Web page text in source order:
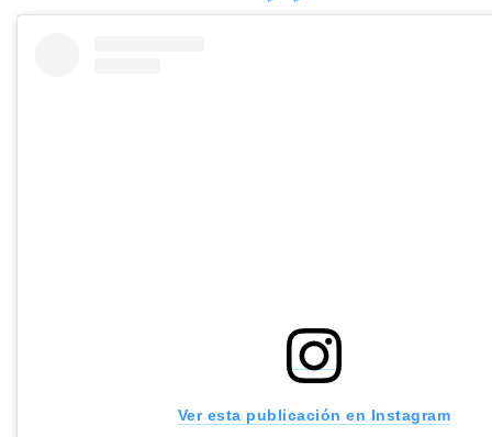
Ver esta publicación en Instagram